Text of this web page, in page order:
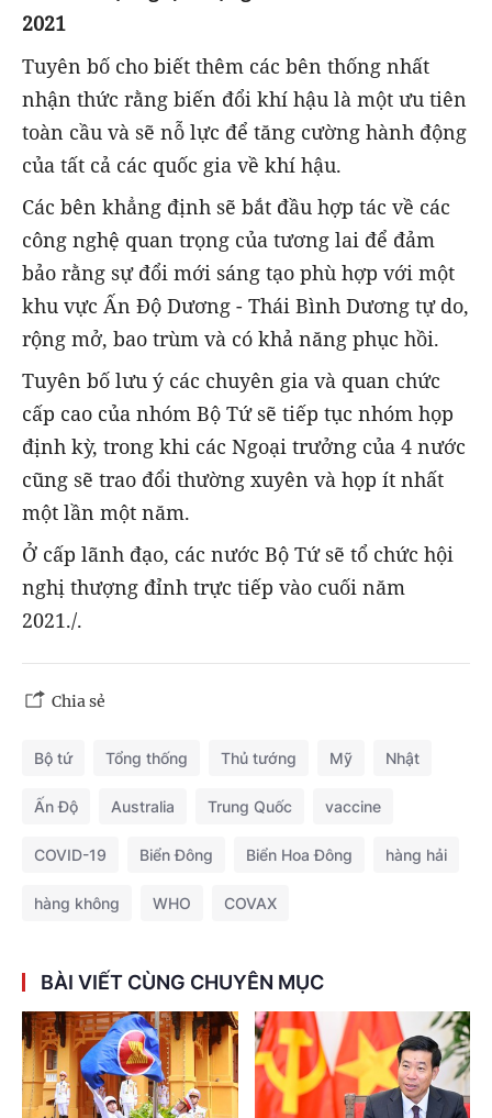
2021
Tuyên bố cho biết thêm các bên thống nhất
nhận thức rằng biến đổi khí hậu là một ưu tiên
toàn cầu và sẽ nỗ lực để tăng cường hành động
của tất cả các quốc gia về khí hậu.
Các bên khẳng định sẽ bắt đầu hợp tác về các
công nghệ quan trọng của tương lai để đảm
bảo rằng sự đổi mới sáng tạo phù hợp với một
khu vực Ấn Độ Dương - Thái Bình Dương tự do,
rộng mở, bao trùm và có khả năng phục hồi.
Tuyên bố lưu ý các chuyên gia và quan chức
cấp cao của nhóm Bộ Tứ sẽ tiếp tục nhóm họp
định kỳ, trong khi các Ngoại trưởng của 4 nước
cũng sẽ trao đổi thường xuyên và họp ít nhất
một lần một năm.
Ở cấp lãnh đạo, các nước Bộ Tứ sẽ tổ chức hội
nghị thượng đỉnh trực tiếp vào cuối năm
2021./.
Chia sẻ
Bộ tứ Tổng thống Thủ tướng Mỹ Nhật
Ấn Độ Australia Trung Quốc vaccine
COVID-19 Biển Đông Biển Hoa Đông hàng hải
hàng không WHO COVAX
BÀI VIẾT CÙNG CHUYÊN MỤC